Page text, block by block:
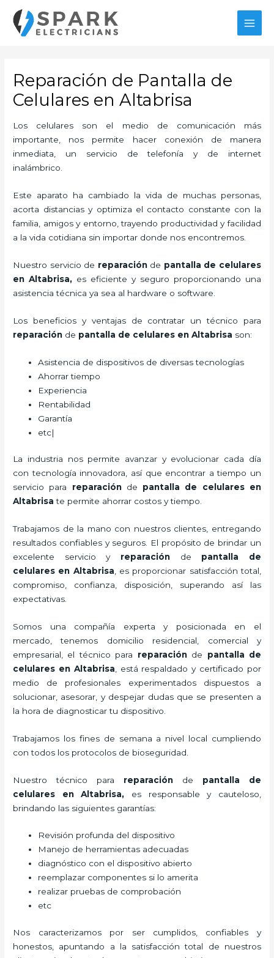
contenido
Reparación de Pantalla de
Celulares en Altabrisa
Los celulares son el medio de comunicación más
importante, nos permite hacer conexión de manera
inmediata, un servicio de telefonía y de internet
inalámbrico.
Este aparato ha cambiado la vida de muchas personas,
acorta distancias y optimiza el contacto constante con la
familia, amigos y entorno, trayendo productividad y facilidad
a la vida cotidiana sin importar donde nos encontremos.
Nuestro servicio de reparaciónde pantalla de celulares
en Altabrisa, es eficiente y seguro proporcionando una
asistencia técnica ya sea al hardware o software.
Los beneficios y ventajas de contratar un técnico para
reparación de pantalla de celulares en Altabrisa son:
Asistencia de dispositivos de diversas tecnologías
Ahorrar tiempo
Experiencia
Rentabilidad
Garantía
etc|
La industria nos permite avanzar y evolucionar cada día
con tecnología innovadora, así que encontrar a tiempo un
servicio para reparaciónde pantalla de celularesen
Altabrisa te permite ahorrar costos y tiempo.
Trabajamos de la mano con nuestros clientes, entregando
resultados confiables y seguros. El propósito de brindar un
excelente servicio y reparación de
pantalla de
celulares en Altabrisa , es proporcionar satisfacción total,
compromiso, confianza, disposición, superando así las
expectativas.
Somos una compañía experta y posicionada en el
mercado, tenemos domicilio residencial, comercial y
empresarial, el técnico para reparaciónde
pantalla de
celulares en Altabrisa , está respaldado y certificado por
medio de profesionales experimentados dispuestos a
solucionar, asesorar, y despejar dudas que se presenten a
la hora de diagnosticar tu dispositivo.
Trabajamos los fines de semana a nivel local cumpliendo
con todos los protocolos de bioseguridad.
Nuestro técnico para reparación de
pantalla de
celulares en Altabrisa, es responsable y cauteloso,
brindando las siguientes garantías:
Revisión profunda del dispositivo
Manejo de herramientas adecuadas
diagnóstico con el dispositivo abierto
reemplazar componentes si lo amerita
realizar pruebas de comprobación
etc
Nos caracterizamos por ser cumplidos, confiables y
honestos, apuntando a la satisfacción total de nuestros